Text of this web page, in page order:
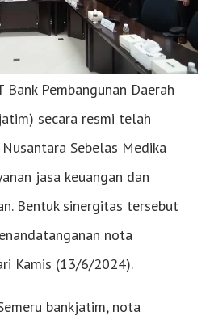
Bank Pembangunan Daerah
secara resmi telah
Sebelas Medika
jasa keuangan dan
Bentuk sinergitas tersebut
nota
Kamis (13/6/2024).
bankjatim, nota